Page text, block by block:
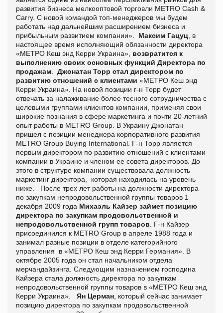
развития бизнеса мелкооптовой торговли METRO Cash &
Carry. С новой командой топ-менеджеров мы будем
работать над дальнейшим расширением бизнеса и
прибыльным развитием компании». Максим Гацуц , в
настоящее время исполняющий обязанности директора
«МЕТРО Кеш энд Керри Украина», возвратится к
выполнению своих основных функций Директора по
продажам
Джонатан Торр стал директором по
развитию отношений с клиентами «МЕТРО Кеш энд
Керри Украина». На новой позиции г-н Торр будет
отвечать за налаживание более тесного сотрудничества с
целевыми группами клиентов компании, применяя свои
широкие познания в сфере маркетинга и почти 20-летний
опыт работы в METRO Group . В Украину Джонатан
пришел с позиции менеджера корпоративного развития
METRO Group Buying International . Г-н Торр является
первым директором по развитию отношений с клиентами
компании в Украине и членом ее совета директоров. До
этого в структуре компании существовала должность
маркетинг директора, которая находилась на уровень
ниже. После трех лет работы на должности директора
по закупкам непродовольственной группы товаров 1
декабря 2009 года Михаэль Кайзер займет позицию
директора по закупкам продовольственной и
непродовольственной групп товаров . Г-н Кайзер
присоединился к METRO Group в апреле 1988 года и
занимал разные позиции в отделе категорийного
управления в «МЕТРО Кеш энд Керри Германия». В
октябре 2005 года он стал начальником отдела
мерчандайзинга. Следующим назначением господина
Кайзера стала должность директора по закупкам
непродовольственной группы товаров в «МЕТРО Кеш энд
Керри Украина». Ян Церман , который сейчас занимает
позицию директора по закупкам продовольственной